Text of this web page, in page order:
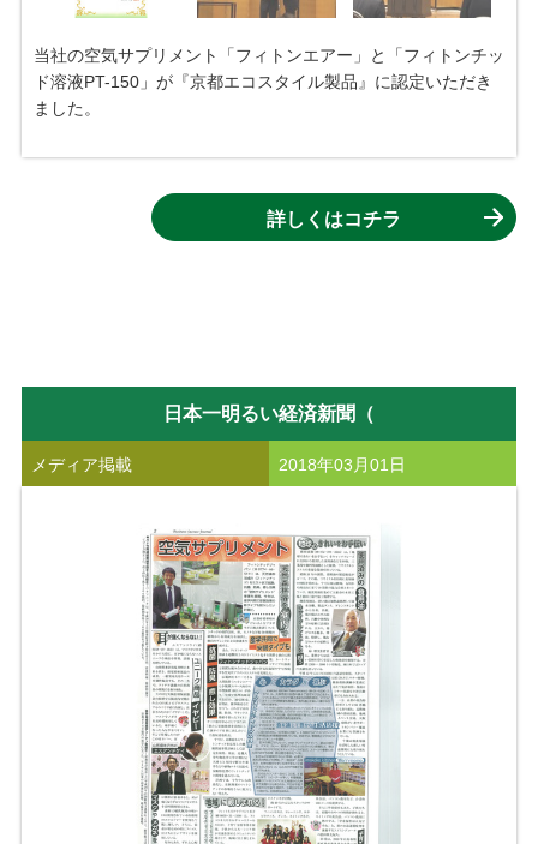
当社の空気サプリメント「フィトンエアー」と「フィトンチッ
ド溶液PT-150」が『京都エコスタイル製品』に認定いただき
ました。
詳しくはコチラ
日本一明るい経済新聞（
メディア掲載 2018年03月01日